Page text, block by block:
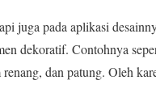
juga pada aplikasi
dekoratif. Contohnya
dan patung. Oleh